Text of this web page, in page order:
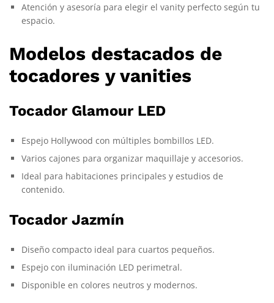
Atención y asesoría para elegir el vanity perfecto según tu
espacio.
Modelos destacados de
tocadores y vanities
Tocador Glamour LED
Espejo Hollywood con múltiples bombillos LED.
Varios cajones para organizar maquillaje y accesorios.
Ideal para habitaciones principales y estudios de
contenido.
Tocador Jazmín
Diseño compacto ideal para cuartos pequeños.
Espejo con iluminación LED perimetral.
Disponible en colores neutros y modernos.